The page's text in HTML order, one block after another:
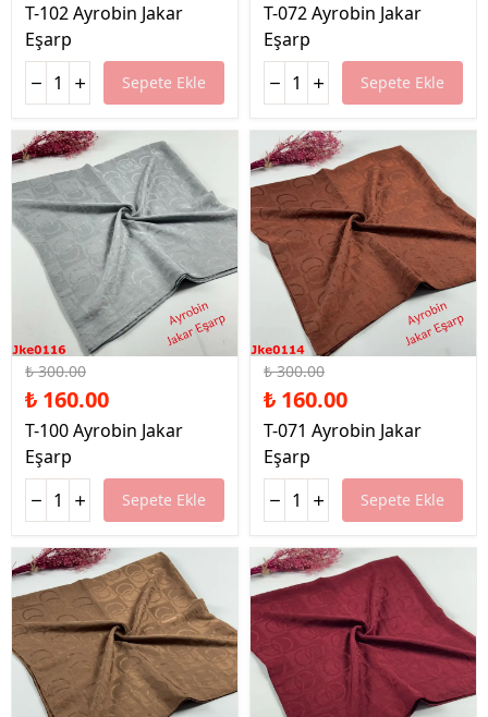
T-102 Ayrobin Jakar
Eşarp
Sepete Ekle
T-072 Ayrobin Jakar
Eşarp
Sepete Ekle
%47 İndirim
₺ 300.00
₺ 160.00
T-100 Ayrobin Jakar
Eşarp
Sepete Ekle
%47 İndirim
₺ 300.00
₺ 160.00
T-071 Ayrobin Jakar
Eşarp
Sepete Ekle